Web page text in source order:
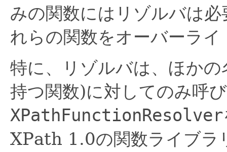
みの関数にはリゾルバは
れらの関数をオーバーラ
特に、リゾルバは、ほか
持つ関数)に対してのみ呼
XPathFunctionResolver
XPath 1.0の関数ライブラ